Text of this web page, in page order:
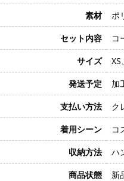
素材
ポ
セット内容
コ
サイズ
発送予定
加
支払い方法
ク
着用シーン
コ
収納方法
ハ
商品状態
新